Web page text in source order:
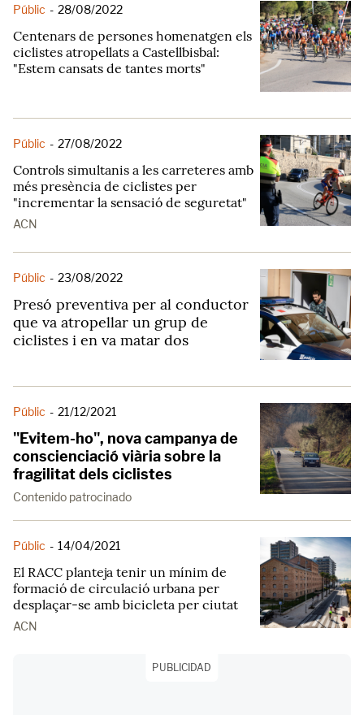
Públic - 28/08/2022
Centenars de persones homenatgen els
ciclistes atropellats a Castellbisbal:
"Estem cansats de tantes morts"
Públic - 27/08/2022
Controls simultanis a les carreteres amb
més presència de ciclistes per
"incrementar la sensació de seguretat"
ACN
Públic - 23/08/2022
Presó preventiva per al conductor
que va atropellar un grup de
ciclistes i en va matar dos
Públic - 21/12/2021
"Evitem-ho", nova campanya de
conscienciació viària sobre la
fragilitat dels ciclistes
Contenido patrocinado
Públic - 14/04/2021
El RACC planteja tenir un mínim de
formació de circulació urbana per
desplaçar-se amb bicicleta per ciutat
ACN
PUBLICIDAD